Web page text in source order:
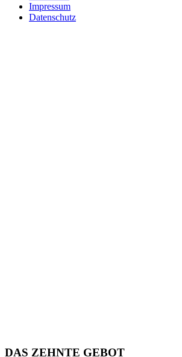
Impressum
Datenschutz
DAS ZEHNTE GEBOT